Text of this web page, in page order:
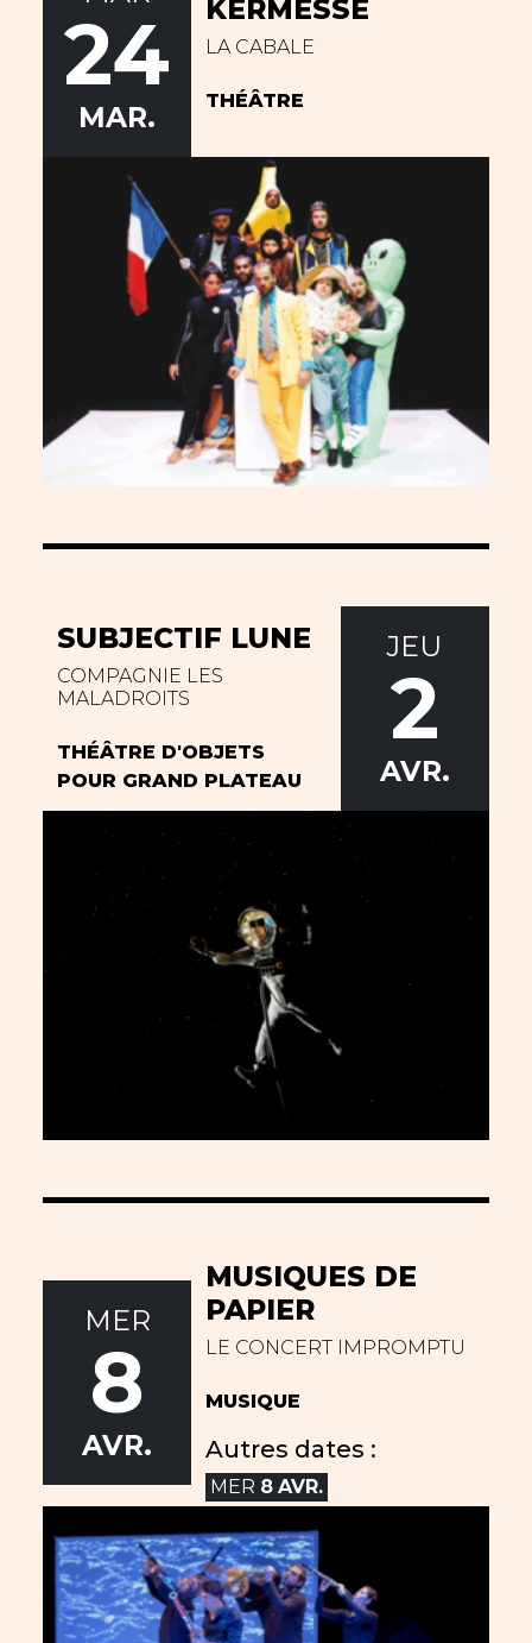
KERMESSE
LA CABALE
THÉÂTRE
24
MAR.
SUBJECTIF LUNE
COMPAGNIE LES
MALADROITS
THÉÂTRE D'OBJETS
POUR GRAND PLATEAU
JEU
2
AVR.
MUSIQUES DE
PAPIER
LE CONCERT IMPROMPTU
MUSIQUE
Autres dates :
MER 8 AVR.
MER
8
AVR.